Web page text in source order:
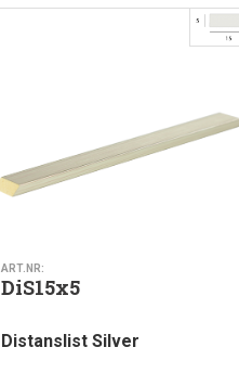
ART.NR:
DiS15x5
Distanslist Silver